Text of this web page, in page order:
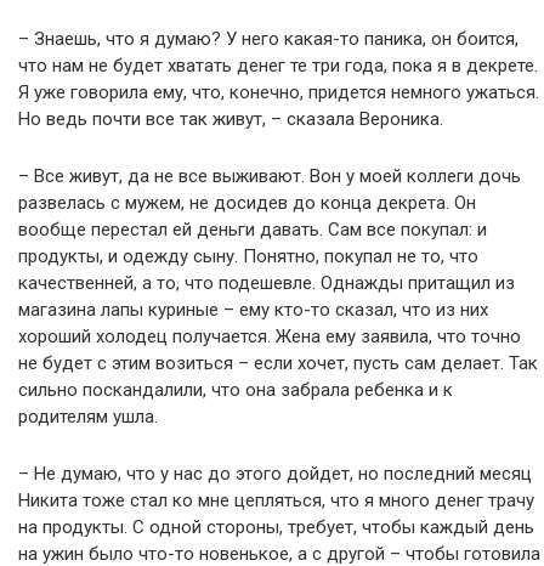
– Знаешь, что я думаю? У него какая-то паника, он боится,
что нам не будет хватать денег те три года, пока я в декрете.
Я уже говорила ему, что, конечно, придется немного ужаться.
Но ведь почти все так живут, – сказала Вероника.
– Все живут, да не все выживают. Вон у моей коллеги дочь
развелась с мужем, не досидев до конца декрета. Он
вообще перестал ей деньги давать. Сам все покупал: и
продукты, и одежду сыну. Понятно, покупал не то, что
качественней, а то, что подешевле. Однажды притащил из
магазина лапы куриные – ему кто-то сказал, что из них
хороший холодец получается. Жена ему заявила, что точно
не будет с этим возиться – если хочет, пусть сам делает. Так
сильно поскандалили, что она забрала ребенка и к
родителям ушла.
– Не думаю, что у нас до этого дойдет, но последний месяц
Никита тоже стал ко мне цепляться, что я много денег трачу
на продукты. С одной стороны, требует, чтобы каждый день
на ужин было что-то новенькое, а с другой – чтобы готовила